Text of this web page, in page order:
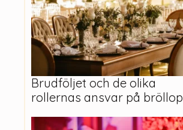
Brudföljet och de olika
rollernas ansvar på bröllop